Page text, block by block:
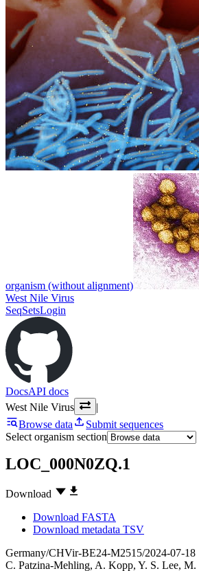
organism (without alignment)
West Nile Virus
SeqSetsLogin
DocsAPI docs
West Nile Virus
|
Browse data
Submit sequences
Select organism section
LOC_000N0ZQ.1
Download
Download FASTA
Download metadata TSV
Germany/CHVir-BE24-M2515/2024-07-18
C. Patzina-Mehling, A. Kopp, Y. S. Lee, M.